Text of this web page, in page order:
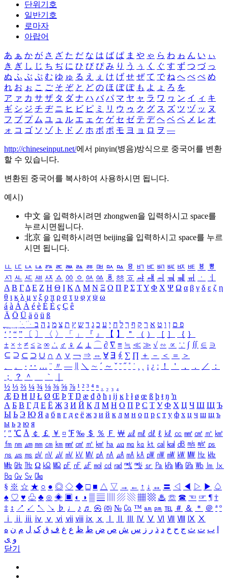
단위기호
일반기호
로마자
아랍어
あ ぁ か が さ ざ た だ な は ば ぱ ま や ゃ ら わ ゎ ん い ぃ
き ぎ し じ ち ぢ に ひ び ぴ み り う ぅ く ぐ す ず つ づ っ
ぬ ふ ぶ ぷ む ゆ ゅ る え ぇ け げ せ ぜ て で ね へ べ ぺ め
れ お ぉ こ ご そ ぞ と ど の ほ ぼ ぽ も よ ょ ろ を
ア ァ カ サ ザ タ ダ ナ ハ バ パ マ ヤ ャ ラ ワ ヮ ン イ ィ キ
ギ シ ジ チ ヂ ニ ヒ ビ ピ ミ リ ウ ゥ ク グ ス ズ ツ ヅ ッ ヌ
フ ブ プ ム ユ ュ ル エ ェ ケ ゲ セ ゼ テ デ ヘ ベ ペ メ レ オ
ォ コ ゴ ソ ゾ ト ド ノ ホ ボ ポ モ ヨ ョ ロ ヲ ―
http://chineseinput.net/에서 pinyin(병음)방식으로 중국어를 변환
할 수 있습니다.
변환된 중국어를 복사하여 사용하시면 됩니다.
예시)
中文 을 입력하시려면 zhongwen을 입력하시고 space를
누르시면됩니다.
北京 을 입력하시려면 beijing을 입력하시고 space를 누르
시면 됩니다.
ㅥ ㅦ ㅧ ㅨ ㅩ ㅪ ㅫ ㅬ ㅭ ㅮ ㅯ ㅰ ㅱ ㅲ ㅳ ㅴ ㅵ ㅶ ㅷ ㅸ
ㅹ
ㅺ ㅻ ㅼ ㅽ ㅾ ㅿ ㆀ ㆁ ㆂ ㆃ ㆄ ㆅ ㆆ ㆇ ㆈ ㆉ ㆊ ㆋ ㆌ ㆍ
ㆎ
Α Β ΓΔ Ε Ζ Η Θ Ι ΚΛ Μ Ν Ξ Ο Π Ρ Σ ΤΥ Φ Χ Ψ Ω α β γ δ ε ζ η
θ ι κ λ μ ν ξ ο π ρ σ τ υ φ χ ψ ω
á à Á À é è É È ç Ç ê
Ä Ö Ü ä ö ü ß
ִֶֹ ֻּ ׁׂ פ ם ן ו ט א ר ק ף ך ל ח י ע כ ג ד ש ץ ת צ מ נ ה ב
‘ ’ “ ” 〔 〕 〈 〉 「 」 『 』 【 】 ＂ （ ） ［ ］ ｛ ｝
± × ÷ ≠ ≤ ≥ ∞ ∴ ♂ ♀ ∠ ⊥ ⌒ ∂ ∇ ≡ ≒ ≪ ≫ √ ∽ ∝ ∵ ∫ ∬ ∈ ∋
⊆ ⊇ ⊂ ⊃ ∪ ∩ ∧ ∨ ￢ ⇒ ⇔ ∀ ∃ ∮ ∑ ∏ ＋ － ＜ ＝
＞
、
。 · ‥ … ¨ 〃 ― ＼ ∼ ´ ～ ˇ ˘ ˝ ˚ ˙ ¸ ¡ ¿ ː ！ ＇ ， ． ／
：
；
？ ＾ ｀
½ ⅓ ⅔ ¼ ¾ ⅛ ⅜ ⅝ ⅞ ¹ ² ³ ⁴ ⁿ ₁ ₂ ₃ ₄
Æ Ð Ħ Ĳ Ł Ø Œ Þ Ŧ Ŋ æ đ ð ħ ı ĳ ĸ ŀ ł ø œ ß þ ŧ ŋ ŉ
А Б В Г Д Е Ё Ж З И Й К Л М Н О П Р С Т У Ф Х Ц Ч Ш Щ Ъ
Ы Ь Э Ю Я а б в г д е ё ж з и й к л м н о п р с т у ф х ц ч ш щ ъ
ы ь э ю я
′ ″ ℃ Å ￠ ￡ ￥ ¤ ℉ ‰ ＄ ％ Ｆ ￦ ㎕ ㎖ ㎗ ℓ ㎘ ㏄ ㎣ ㎤ ㎥ ㎦
㎙ ㎚ ㎛ ㎜ ㎝ ㎞ ㎟ ㎠ ㎡ ㎢ ㏊ ㎍ ㎎ ㎏ ㏏ ㎈ ㎉ ㏈ ㎧ ㎨ ㎰
㎱ ㎲ ㎳ ㎴ ㎵ ㎶ ㎷ ㎸ ㎹ ㎀ ㎁ ㎂ ㎃ ㎄ ㎺ ㎻ ㎽ ㎾ ㎿ ㎐ ㎑
㎒ ㎓ ㎔ Ω ㏀ ㏁ ㎊ ㎋ ㎌ ㏖ ㏅ ㎭ ㎮ ㎯ ㏛ ㎩ ㎪ ㎫ ㎬ ㏝ ㏐
㏓
㏃ ㏉ ㏜ ㏆
§ ※ ☆ ★ ○ ● ◎ ◇ ◆ □ ■ △ ▽ → ← ↑ ↓ ↔ 〓 ◁ ◀ ▷ ▶ ♤
♠ ♡ ♥ ♧ ♣ ⊙ ◈ ▣ ◐ ◑ ▒ ▤ ▨ ▧ ▦ ▩ ♨ ☏ ☎ ☜ ☞ ¶ †
‡ ↕ ↗ ↙ ↖ ↘ ♭ ♩ ♪ ♬ ㉿ ㈜ № ㏇ ™ ㏂ ㏘ ℡ ＃ ＆ ＊ ＠ ª º
ⅰ
ⅱ ⅲ ⅳ ⅴ ⅵ ⅶ ⅷ ⅸ ⅹ Ⅳ Ⅴ Ⅵ Ⅶ Ⅷ Ⅸ Ⅹ
ب ت ث ج ح خ د ذ ر ز س ش ص ض ط ظ ع غ ف ق ک ل م ن ه
و ی
닫기